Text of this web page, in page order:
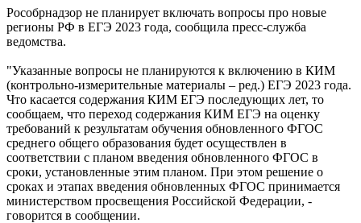
Рособрнадзор не планирует включать вопросы про новые
регионы РФ в ЕГЭ 2023 года, сообщила пресс-служба
ведомства.
"Указанные вопросы не планируются к включению в КИМ
(контрольно-измерительные материалы – ред.) ЕГЭ 2023 года.
Что касается содержания КИМ ЕГЭ последующих лет, то
сообщаем, что переход содержания КИМ ЕГЭ на оценку
требований к результатам обучения обновленного ФГОС
среднего общего образования будет осуществлен в
соответствии с планом введения обновленного ФГОС в
сроки, установленные этим планом. При этом решение о
сроках и этапах введения обновленных ФГОС принимается
министерством просвещения Российской Федерации, -
говорится в сообщении.